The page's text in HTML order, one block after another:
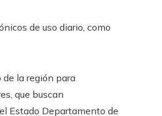
de uso diario, como
la región para
que buscan
Estado Departamento de